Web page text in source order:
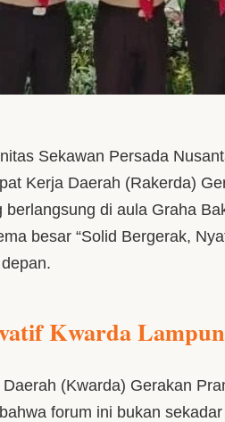
Sekawan Persada
Kerja Daerah (Rakerda)
berlangsung di aula Graha
besar “Solid Bergerak,
Kwarda
(Kwarda) Gerakan
forum ini bukan